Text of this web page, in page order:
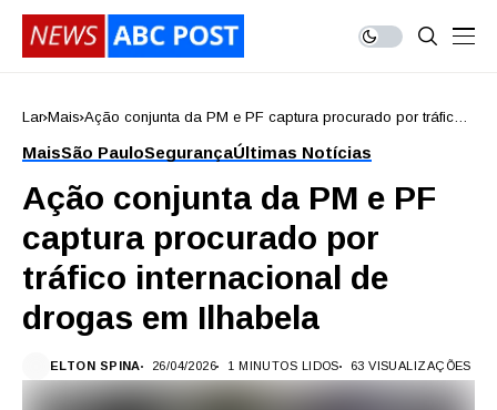
Lar Mais Ação conjunta da PM e PF captura procurado por tráfico
MaisSão PauloSegurançaÚltimas Notícias
Ação conjunta da PM e PF
captura procurado por
tráfico internacional de
drogas em Ilhabela
ELTON SPINA 26/04/2026 1 MINUTOS LIDOS 63 VISUALIZAÇÕES